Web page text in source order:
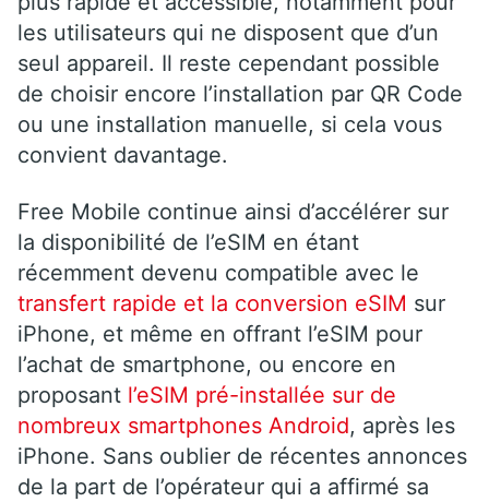
les utilisateurs qui ne disposent que d’un
seul appareil. Il reste cependant possible
de choisir encore l’installation par QR Code
ou une installation manuelle, si cela vous
convient davantage.
Free Mobile continue ainsi d’accélérer sur
la disponibilité de l’eSIM en étant
récemment devenu compatible avec le
transfert rapide et la conversion eSIM sur
iPhone, et même en offrant l’eSIM pour
l’achat de smartphone, ou encore en
proposant l’eSIM pré-installée sur de
nombreux smartphones Android, après les
iPhone. Sans oublier de récentes annonces
de la part de l’opérateur qui a affirmé sa